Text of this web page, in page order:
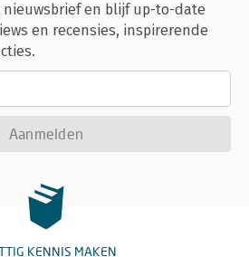
nieuwsbrief en blijf up-to-date
en recensies, inspirerende
Aanmelden
KENNIS MAKEN